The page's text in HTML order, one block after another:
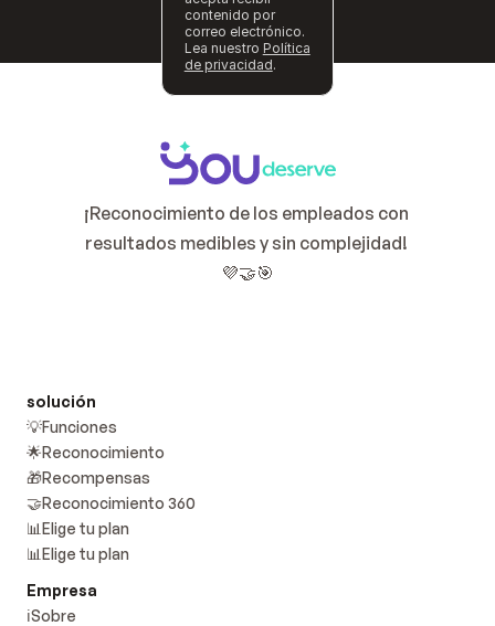
contenido por
correo electrónico.
Lea nuestro Política
de privacidad.
¡Reconocimiento de los empleados con
resultados medibles y sin complejidad!
💜🤝🎯
solución
💡Funciones
🌟Reconocimiento
🎁Recompensas
🤝Reconocimiento 360
📊Elige tu plan
📊Elige tu plan
Empresa
ℹ️Sobre